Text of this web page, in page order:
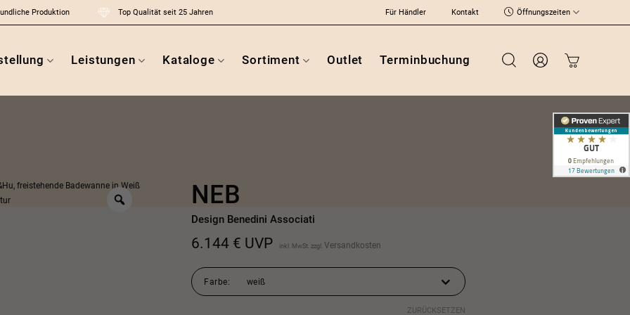
Produktion Top Qualität seit 25 Jahren Für Händler Kontakt Öffnungszeiten
Leistungen Kataloge Sortiment Outlet Terminbuchung
NEB
Design Benedini Associati
6.144 € UVP inkl. MwSt. zzgl. Versandkosten
Farbe weiß
ZURÜCKSETZEN